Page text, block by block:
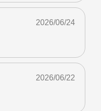
2026/06/24
2026/06/22